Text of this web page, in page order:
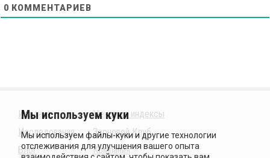
0 КОММЕНТАРИЕВ
Издания
Исследования
Блог
Ценовые индексы
Зерновой Клуб
Компания